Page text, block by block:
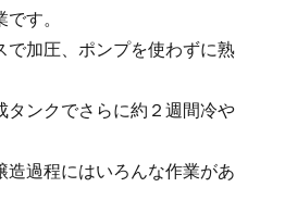
す。
で加圧、ポンプを使わずに熟
タンクでさらに約２週間冷や
造過程にはいろんな作業があ